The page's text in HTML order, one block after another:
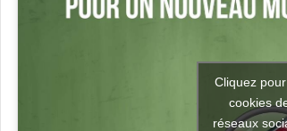
Cliquez
cookies
réseaux